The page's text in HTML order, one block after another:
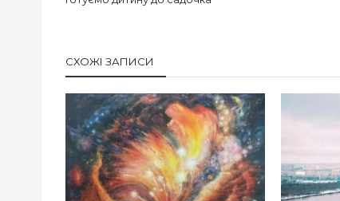
СХОЖІ ЗАПИСИ